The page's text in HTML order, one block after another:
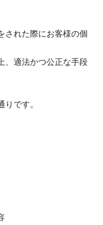
された際にお客様の個
、適法かつ公正な手段
です。